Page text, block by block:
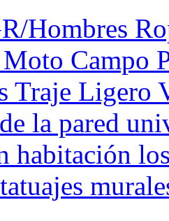
Hombres
Campo
Traje Ligero
la pared
habitación